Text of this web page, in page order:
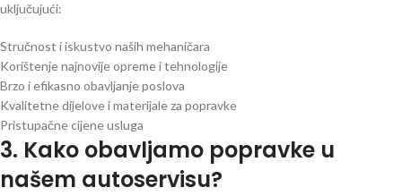
uključujući:
Stručnost i iskustvo naših mehaničara
Korištenje najnovije opreme i tehnologije
Brzo i efikasno obavljanje poslova
Kvalitetne dijelove i materijale za popravke
Pristupačne cijene usluga
3. Kako obavljamo popravke u
našem autoservisu?